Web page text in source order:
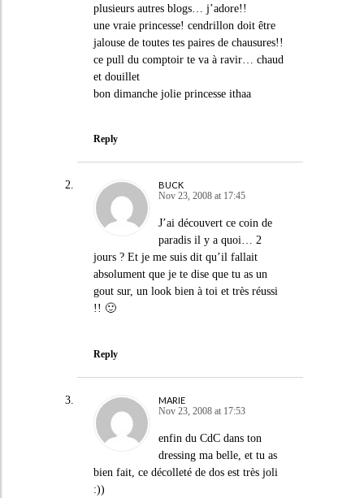
plusieurs autres blogs… j’adore!!
une vraie princesse! cendrillon doit être
jalouse de toutes tes paires de chausures!!
ce pull du comptoir te va à ravir… chaud
et douillet
bon dimanche jolie princesse ithaa
Reply
BUCK
Nov 23, 2008 at 17:45
J’ai découvert ce coin de
paradis il y a quoi… 2
jours ? Et je me suis dit qu’il fallait
absolument que je te dise que tu as un
gout sur, un look bien à toi et très réussi
!! 🙂
Reply
MARIE
Nov 23, 2008 at 17:53
enfin du CdC dans ton
dressing ma belle, et tu as
bien fait, ce décolleté de dos est très joli
:))